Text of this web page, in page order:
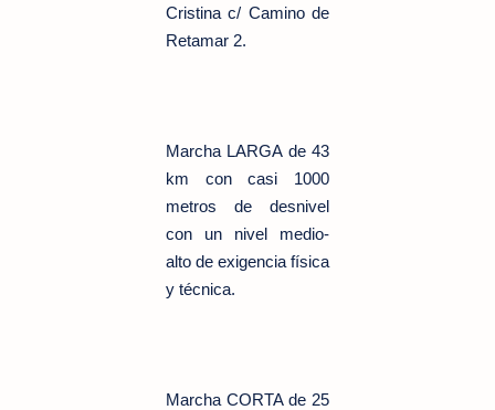
Cristina c/ Camino de
Retamar 2.
Marcha LARGA de 43
km con casi 1000
metros de desnivel
con un nivel medio-
alto de exigencia física
y técnica.
Marcha CORTA de 25